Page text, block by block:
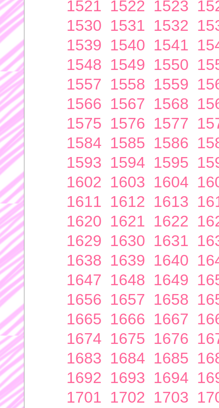
1521 1522 1523
1530 1531 1532
1539 1540 1541
1548 1549 1550
1557 1558 1559
1566 1567 1568
1575 1576 1577
1584 1585 1586
1593 1594 1595
1602 1603 1604
1611 1612 1613
1620 1621 1622
1629 1630 1631
1638 1639 1640
1647 1648 1649
1656 1657 1658
1665 1666 1667
1674 1675 1676
1683 1684 1685
1692 1693 1694
1701 1702 1703